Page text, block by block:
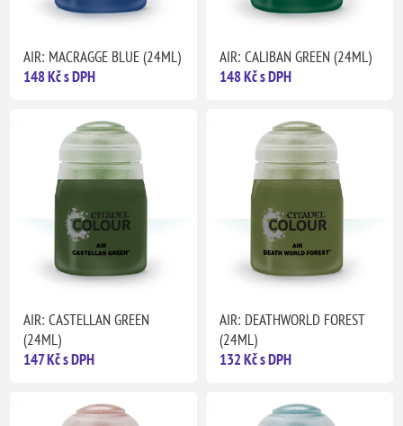
AIR: MACRAGGE BLUE (24ML)
148 Kč s DPH
AIR: CALIBAN GREEN (24ML)
148 Kč s DPH
AIR: CASTELLAN GREEN
(24ML)
147 Kč s DPH
AIR: DEATHWORLD FOREST
(24ML)
132 Kč s DPH